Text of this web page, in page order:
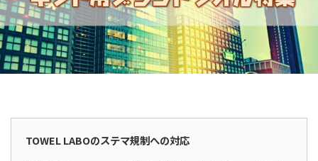
TOWEL LABOのステマ規制への対応